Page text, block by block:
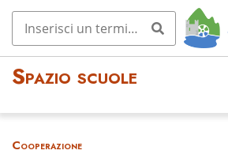
Spazio scuole
Cooperazione